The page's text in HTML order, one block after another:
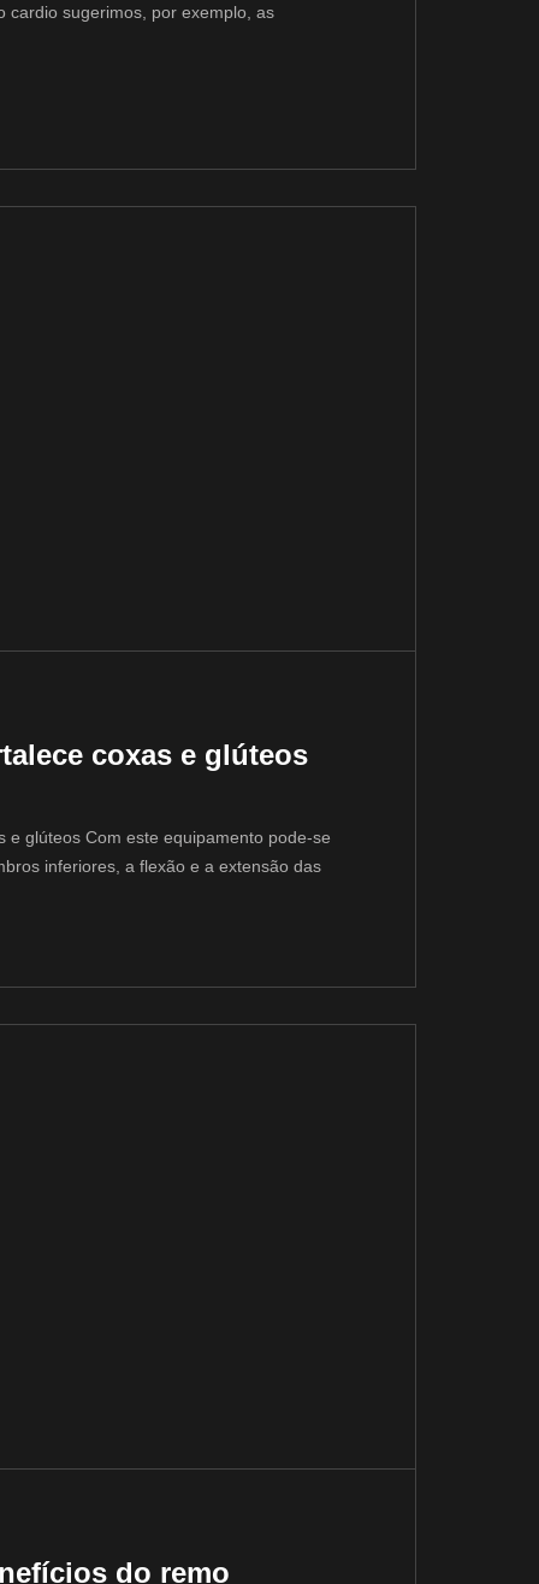
cardio sugerimos, por exemplo, as
coxas e glúteos
e glúteos Com este equipamento pode-se
inferiores, a flexão e a extensão das
do remo